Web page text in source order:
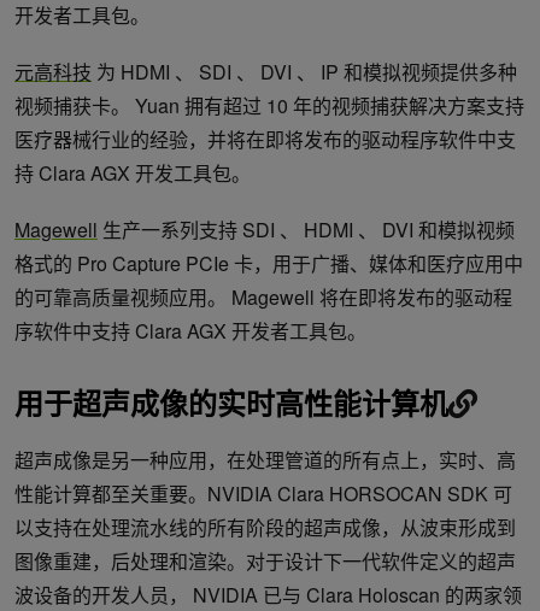
开发者工具包。
元高科技 为 HDMI 、 SDI 、 DVI 、 IP 和模拟视频提供多种
视频捕获卡。 Yuan 拥有超过 10 年的视频捕获解决方案支持
医疗器械行业的经验，并将在即将发布的驱动程序软件中支
持 Clara AGX 开发工具包。
Magewell 生产一系列支持 SDI 、 HDMI 、 DVI 和模拟视频
格式的 Pro Capture PCIe 卡，用于广播、媒体和医疗应用中
的可靠高质量视频应用。 Magewell 将在即将发布的驱动程
序软件中支持 Clara AGX 开发者工具包。
用于超声成像的实时高性能计算机
超声成像是另一种应用，在处理管道的所有点上，实时、高
性能计算都至关重要。NVIDIA Clara HORSOCAN SDK 可
以支持在处理流水线的所有阶段的超声成像，从波束形成到
图像重建，后处理和渲染。对于设计下一代软件定义的超声
波设备的开发人员， NVIDIA 已与 Clara Holoscan 的两家领